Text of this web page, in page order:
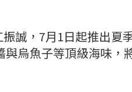
誠，7月1日起推出夏
烏魚子等頂級海味，